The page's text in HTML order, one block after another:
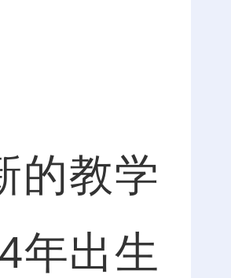
教学
年出生